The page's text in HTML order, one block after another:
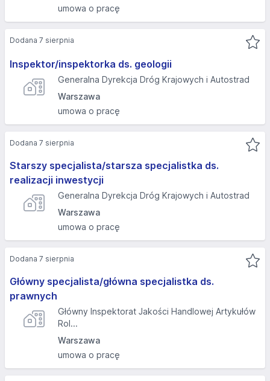
umowa o pracę
Inspektor/inspektorka ds. geologii
Generalna Dyrekcja Dróg Krajowych i Autostrad
Warszawa
umowa o pracę
Dodana 7 sierpnia
Starszy specjalista/starsza specjalistka ds.
realizacji inwestycji
Generalna Dyrekcja Dróg Krajowych i Autostrad
Warszawa
umowa o pracę
Dodana 7 sierpnia
Główny specjalista/główna specjalistka ds.
prawnych
Główny Inspektorat Jakości Handlowej Artykułów
Rol...
Warszawa
umowa o pracę
Dodana 7 sierpnia